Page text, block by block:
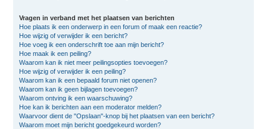
Vragen in verband met het plaatsen van berichten
Hoe plaats ik een onderwerp in een forum of maak een reactie?
Hoe wijzig of verwijder ik een bericht?
Hoe voeg ik een onderschrift toe aan mijn bericht?
Hoe maak ik een peiling?
Waarom kan ik niet meer peilingsopties toevoegen?
Hoe wijzig of verwijder ik een peiling?
Waarom kan ik een bepaald forum niet openen?
Waarom kan ik geen bijlagen toevoegen?
Waarom ontving ik een waarschuwing?
Hoe kan ik berichten aan een moderator melden?
Waarvoor dient de "Opslaan"-knop bij het plaatsen van een bericht?
Waarom moet mijn bericht goedgekeurd worden?